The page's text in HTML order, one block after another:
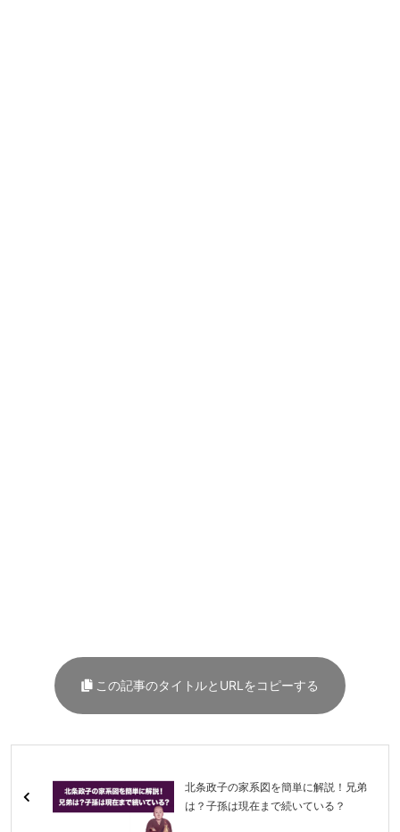
この記事のタイトルとURLをコピーする
北条政子の家系図を簡単に解説！兄弟
は？子孫は現在まで続いている？